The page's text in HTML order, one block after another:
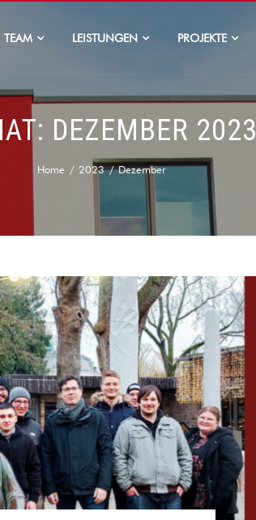
TEAM LEISTUNGEN PROJEKTE
DEZEMBER 2023
Home 2023 Dezember